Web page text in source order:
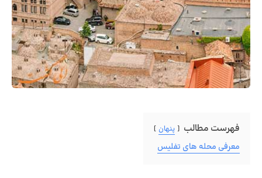
فهرست مطالب پنهان
معرفی محله های تفلیس